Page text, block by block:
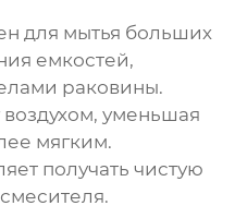
для мытья больших
емкостей,
раковины.
уменьшая
мягким.
получать чистую